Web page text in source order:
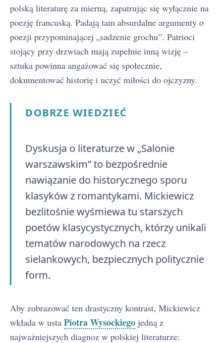
polską literaturę za mierną, zapatrując się wyłącznie na
poezję francuską. Padają tam absurdalne argumenty o
poezji przypominającej „sadzenie grochu”. Patrioci
stojący przy drzwiach mają zupełnie inną wizję –
sztuka powinna angażować się społecznie,
dokumentować historię i uczyć miłości do ojczyzny.
DOBRZE WIEDZIEĆ
Dyskusja o literaturze w „Salonie
warszawskim” to bezpośrednie
nawiązanie do historycznego sporu
klasyków z romantykami. Mickiewicz
bezlitośnie wyśmiewa tu starszych
poetów klasycystycznych, którzy unikali
tematów narodowych na rzecz
sielankowych, bezpiecznych politycznie
form.
Aby zobrazować ten drastyczny kontrast, Mickiewicz
wkłada w usta Piotra Wysockiego jedną z
najważniejszych diagnoz w polskiej literaturze: